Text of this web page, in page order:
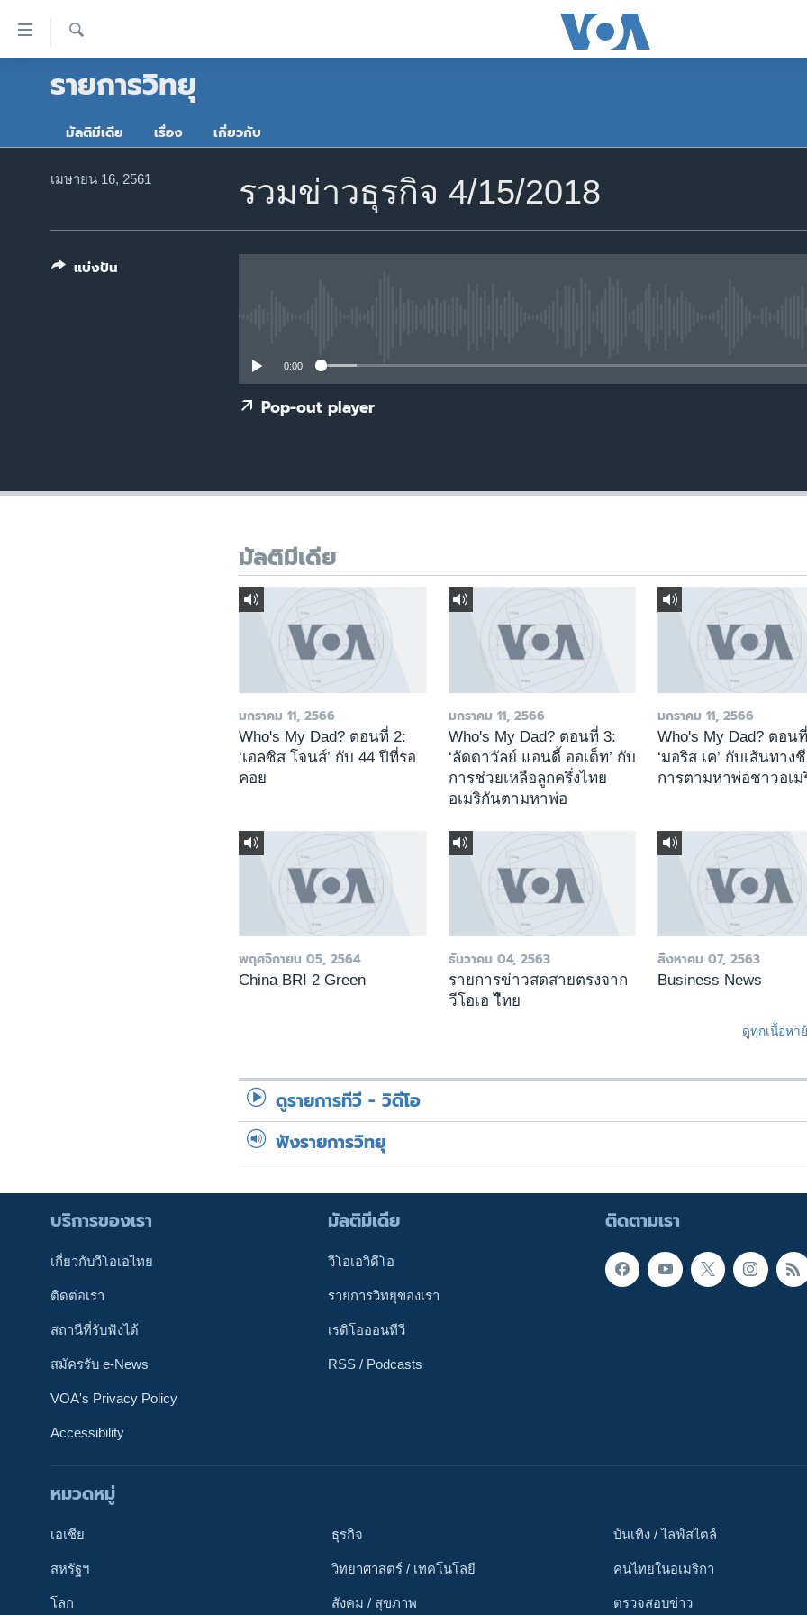
เนื้อหา
หน้าหลัก
เอเชีย
สหรัฐฯ
วิทยาศาสตร์
ติดตามเรา
รายการวิทยุ
มัลติมีเดีย เรื่อง เกี่ยวกับ
รวมข่าวธุรกิจ 4/15/2018
เมษายน 16, 2561
0:00
Pop-out player
แบ่งปัน
มัลติมีเดีย
มกราคม 11, 2566
Who's My Dad? ตอนที่ 2:
‘เอลซิส โจนส์’ กับ 44 ปีที่รอ
คอย
มกราคม 11, 2566
Who's My Dad? ตอนที่ 3:
‘ลัดดาวัลย์ แอนดี้ ออเด็ท’ กับ
การช่วยเหลือลูกครึ่งไทย
อเมริกันตามหาพ่อ
มกราคม 11, 2566
Who's My Dad? ตอน
‘มอริส เค’ กับเส้นทาง
การตามหาพ่อชาวอเ
พฤศจิกายน 05, 2564
China BRI 2 Green
ธันวาคม 04, 2563
รายการข่าวสดสายตรงจาก
วีโอเอ ไืทย
สิงหาคม 07, 2563
Business News
ดูทุกเนื้อหา
ดูรายการทีวี - วิดีโอ
ฟังรายการวิทยุ
ติดตามเรา
บริการของเรา
เกี่ยวกับวีโอเอไทย
ติดต่อเรา
สถานีที่รับฟังได้
สมัครรับ e-News
VOA's Privacy Policy
Accessibility
มัลติมีเดีย
วีโอเอวิดีโอ
รายการวิทยุของเรา
เรดิโอออนทีวี
RSS / Podcasts
หมวดหมู่
เอเชีย
สหรัฐฯ
โลก
ธุรกิจ
วิทยาศาสตร์ / เทคโนโลยี
สังคม / สุขภาพ
บันเทิง / ไลฟ์สไตล์
คนไทยในอเมริกา
ตรวจสอบข่าว